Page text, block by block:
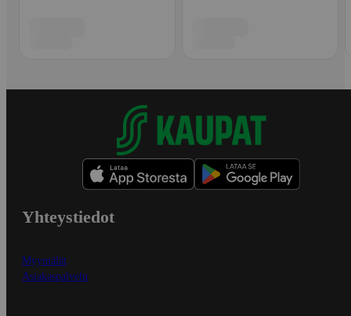
Yhteystiedot
Myymälät
Asiakaspalvelu